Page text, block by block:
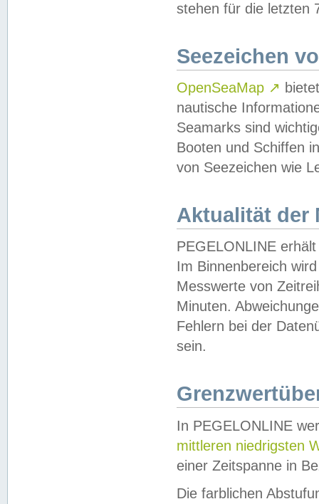
stehen für die letzten
Seezeichen
OpenSeaMap ↗
nautische
Seamarks sind
Booten und Schiffen
von Seezeichen wie
Aktualität der
PEGELONLINE
Im Binnenbereich
Messwerte von
Minuten.
Fehlern bei der
sein.
In PEGELONLINE
mittleren niedrigsten
einer Zeitspanne in
Die farblichen